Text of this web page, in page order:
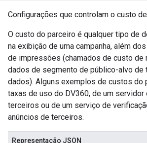
Configurações que controlam o custo
O custo do parceiro é qualquer tipo de
na exibição de uma campanha, além
de impressões (chamados de custo de
dados de segmento de público-alvo de
dados). Alguns exemplos de custos do
taxas de uso do DV360, de um servidor
terceiros ou de um serviço de
anúncios de terceiros.
Representação JSON